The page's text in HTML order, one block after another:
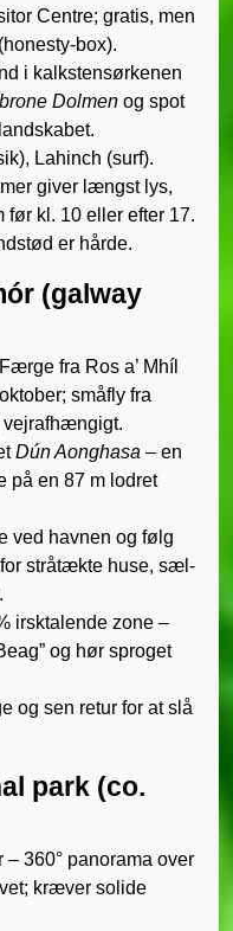
Centre; gratis, men
box).
i kalkstens­ørkenen
Dolmen og spot
Lahinch (surf).
giver længst lys,
før kl. 10 eller efter 17.
er hårde.
(galway
Færge fra Ros a’ Mhíl
småfly fra
vejrafhængigt.
Dún Aonghasa – en
på en 87 m lodret
ved havnen og følg
stråtækte huse, sæl-
.
irsktalende zone –
og hør sproget
og sen retur for at slå
park (co.
– 360° panorama over
kræver solide